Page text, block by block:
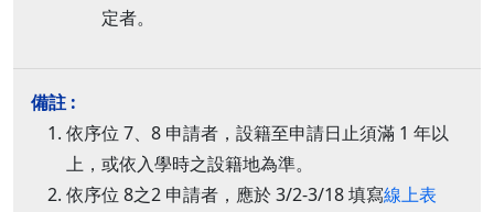
定者。
依序位 7、8 申請者，設籍至申請日止須滿 1 年以
上，或依入學時之設籍地為準。
依序位 8之2 申請者，應於 3/2-3/18 填寫線上表